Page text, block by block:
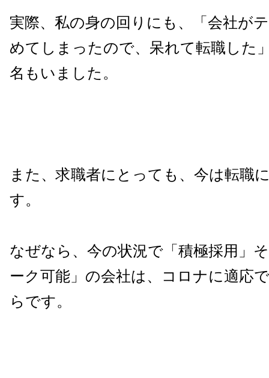
実際、私の身の回りにも、「会社が
めてしまったので、呆れて転職した
名もいました。
また、求職者にとっても、今は転職
す。
なぜなら、今の状況で「積極採用」
ーク可能」の会社は、コロナに適応
らです。